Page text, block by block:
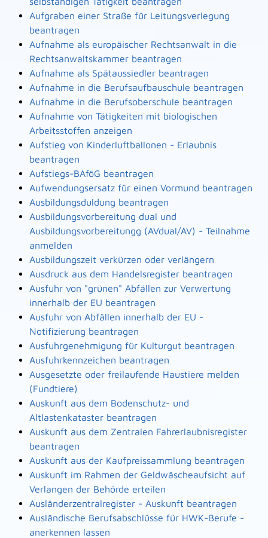
Aufgraben einer Straße für Leitungsverlegung
beantragen
Aufnahme als europäischer Rechtsanwalt in die
Rechtsanwaltskammer beantragen
Aufnahme als Spätaussiedler beantragen
Aufnahme in die Berufsaufbauschule beantragen
Aufnahme in die Berufsoberschule beantragen
Aufnahme von Tätigkeiten mit biologischen
Arbeitsstoffen anzeigen
Aufstieg von Kinderluftballonen - Erlaubnis
beantragen
Aufstiegs-BAföG beantragen
Aufwendungsersatz für einen Vormund beantragen
Ausbildungsduldung beantragen
Ausbildungsvorbereitung dual und
Ausbildungsvorbereitungg (AVdual/AV) - Teilnahme
anmelden
Ausbildungszeit verkürzen oder verlängern
Ausdruck aus dem Handelsregister beantragen
Ausfuhr von "grünen" Abfällen zur Verwertung
innerhalb der EU beantragen
Ausfuhr von Abfällen innerhalb der EU -
Notifizierung beantragen
Ausfuhrgenehmigung für Kulturgut beantragen
Ausfuhrkennzeichen beantragen
Ausgesetzte oder freilaufende Haustiere melden
(Fundtiere)
Auskunft aus dem Bodenschutz- und
Altlastenkataster beantragen
Auskunft aus dem Zentralen Fahrerlaubnisregister
beantragen
Auskunft aus der Kaufpreissammlung beantragen
Auskunft im Rahmen der Geldwäscheaufsicht auf
Verlangen der Behörde erteilen
Ausländerzentralregister - Auskunft beantragen
Ausländische Berufsabschlüsse für HWK-Berufe -
anerkennen lassen